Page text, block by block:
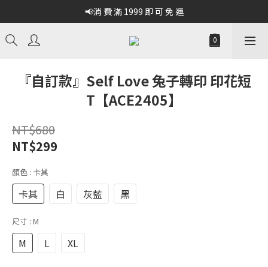
📢消 費 滿 1999 即 可 免 運
『自訂款』Self Love 兔子轉印 印花短
T【ACE2405】
NT$680
NT$299
顏色 : 卡其
卡其 白 灰藍 黑
尺寸 : M
M L XL